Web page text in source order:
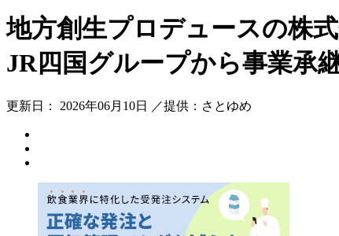
地方創生プロデュースの株
JR四国グループから事業承
更新日： 2026年06月10日 ／提供：さとゆめ